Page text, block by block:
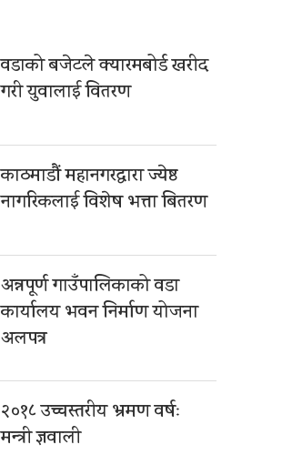
वडाको बजेटले क्यारमबोर्ड खरीद
गरी युवालाई वितरण
काठमाडौं महानगरद्वारा ज्येष्ठ
नागरिकलाई विशेष भत्ता बितरण
अन्नपूर्ण गाउँपालिकाको वडा
कार्यालय भवन निर्माण योजना
अलपत्र
२०१८ उच्चस्तरीय भ्रमण वर्षः
मन्त्री ज्ञवाली